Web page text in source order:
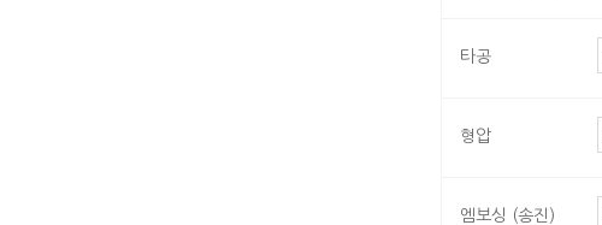
타공
형압
엠보싱 (송진)